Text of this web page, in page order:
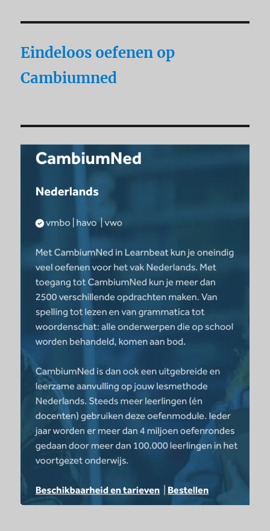
Eindeloos oefenen op
Cambiumned